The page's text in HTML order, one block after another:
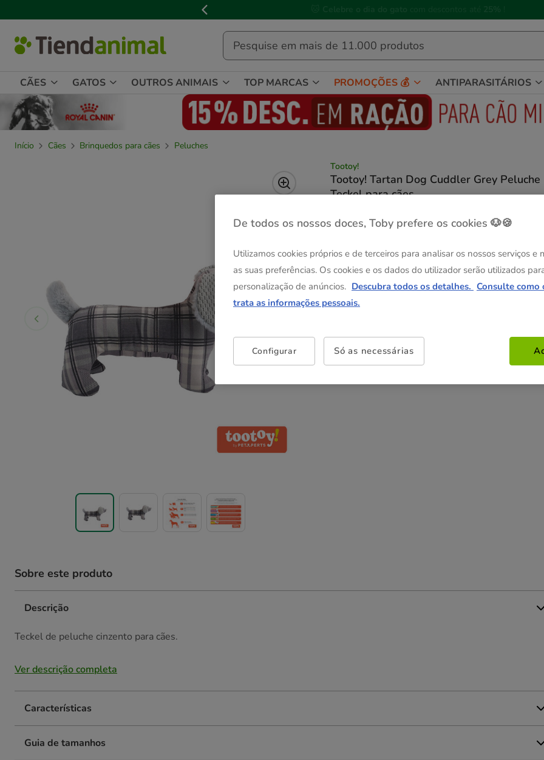
de
mensagem,
CÃES GATOS OUTROS ANIMAIS TOP MARCAS PROMOÇÕES 💰 ANTIPARASITÁRIOS
Início Cães Brinquedos para cães
Peluches
Tootoy!
Tootoy! Tartan Dog Cuddler Grey Peluche
Teckel para cães
1 ud.
1 ud.
Sem Stock
6.99€
-25% na 2ª un
Sobre este produto
Descrição
Teckel de peluche cinzento para cães.
Ver descrição completa
Características
Guia de tamanhos
De todos os nossos doces, Toby prefere os cookies 🐶🍪
Utilizamos cookies próprios e de terceiros para analisar os nossos serviços e
as suas preferências. Os cookies e os dados do utilizador serão utilizados
personalização de anúncios. Descubra todos os detalhes. Consulte como
trata as informações pessoais.
Configurar Só as necessárias